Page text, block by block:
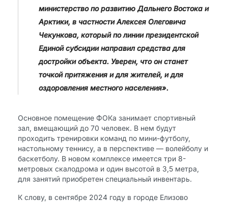
министерство по развитию Дальнего Востока и
Арктики, в частности Алексея Олеговича
Чекункова, который по линии президентской
Единой субсидии направил средства для
достройки объекта. Уверен, что он станет
точкой притяжения и для жителей, и для
оздоровления местного населения».
Основное помещение ФОКа занимает спортивный
зал, вмещающий до 70 человек. В нем будут
проходить тренировки команд по мини-футболу,
настольному теннису, а в перспективе — волейболу и
баскетболу. В новом комплексе имеется три 8-
метровых скалодрома и один высотой в 3,5 метра,
для занятий приобретен специальный инвентарь.
К слову, в сентябре 2024 году в городе Елизово